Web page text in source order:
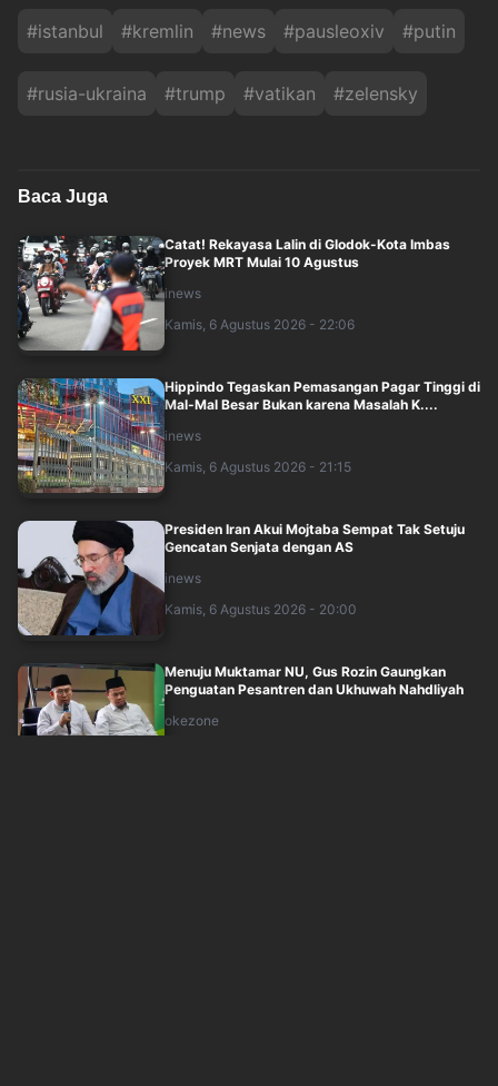
#istanbul #kremlin #news #pausleoxiv #putin
#rusia-ukraina #trump #vatikan #zelensky
Baca Juga
Catat! Rekayasa Lalin di Glodok-Kota Imbas
Proyek MRT Mulai 10 Agustus
inews
Kamis, 6 Agustus 2026 - 22:06
Hippindo Tegaskan Pemasangan Pagar Tinggi di
Mal-Mal Besar Bukan karena Masalah K....
inews
Kamis, 6 Agustus 2026 - 21:15
Presiden Iran Akui Mojtaba Sempat Tak Setuju
Gencatan Senjata dengan AS
inews
Kamis, 6 Agustus 2026 - 20:00
Menuju Muktamar NU, Gus Rozin Gaungkan
Penguatan Pesantren dan Ukhuwah Nahdliyah
okezone